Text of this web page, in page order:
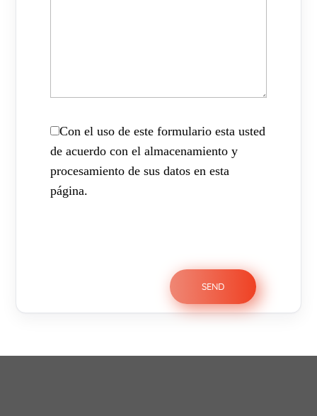
Con el uso de este formulario esta usted
de acuerdo con el almacenamiento y
procesamiento de sus datos en esta
página.